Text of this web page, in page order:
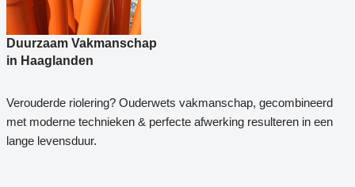
Duurzaam Vakmanschap
in Haaglanden
Verouderde riolering? Ouderwets vakmanschap, gecombineerd
met moderne technieken & perfecte afwerking resulteren in een
lange levensduur.